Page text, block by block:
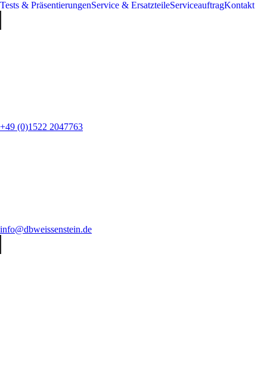
Tests & PräsentierungenService & ErsatzteileServiceauftragKontakt
+49 (0)1522 2047763
info@dbweissenstein.de